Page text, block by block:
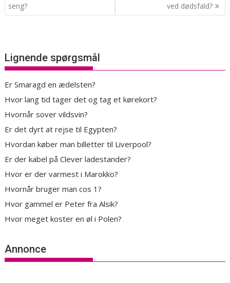
seng?
ved dødsfald?
Lignende spørgsmål
Er Smaragd en ædelsten?
Hvor lang tid tager det og tag et kørekort?
Hvornår sover vildsvin?
Er det dyrt at rejse til Egypten?
Hvordan køber man billetter til Liverpool?
Er der kabel på Clever ladestander?
Hvor er der varmest i Marokko?
Hvornår bruger man cos 1?
Hvor gammel er Peter fra Alsik?
Hvor meget koster en øl i Polen?
Annonce